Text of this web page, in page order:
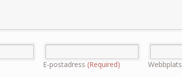
E-postadress(Required) Webbplats